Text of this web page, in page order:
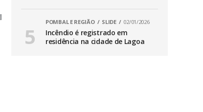
POMBAL E REGIÃO SLIDE 02/01/2026
Incêndio é registrado em
residência na cidade de Lagoa